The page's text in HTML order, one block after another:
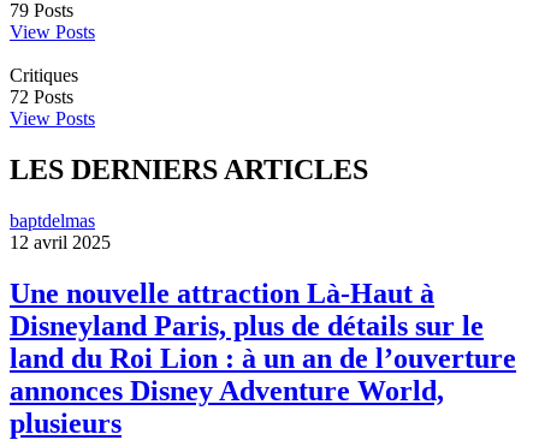
79 Posts
View Posts
Critiques
72 Posts
View Posts
LES DERNIERS ARTICLES
baptdelmas
12 avril 2025
Une nouvelle attraction Là-Haut à
Disneyland Paris, plus de détails sur le
land du Roi Lion : à un an de l’ouverture
annonces Disney Adventure World,
plusieurs